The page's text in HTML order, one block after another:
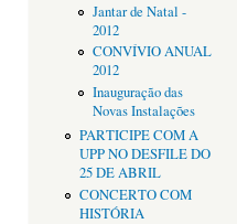
Jantar de Natal -
2012
CONVÍVIO ANUAL
2012
Inauguração das
Novas Instalações
PARTICIPE COM A
UPP NO DESFILE DO
25 DE ABRIL
CONCERTO COM
HISTÓRIA